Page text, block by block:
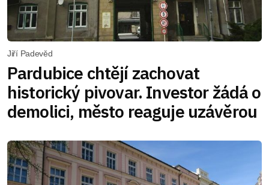
Jiří Padevěd
Pardubice chtějí zachovat
historický pivovar. Investor žádá o
demolici, město reaguje uzávěrou